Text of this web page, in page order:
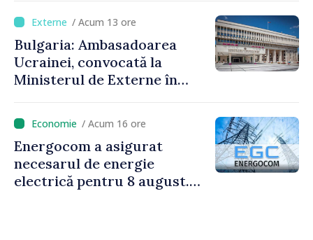
/ Acum 13 ore
Bulgaria: Ambasadoarea
Ucrainei, convocată la
Ministerul de Externe în
/ Acum 16 ore
Energocom a asigurat
necesarul de energie
electrică pentru 8 august.